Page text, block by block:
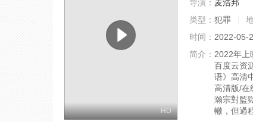
HD
导演： 麦浩邦
类型： 犯罪
时间： 2022-05-
简介： 2022年上
百度云资
语》高清
高清版/在
瀚宗對監
轍，但過